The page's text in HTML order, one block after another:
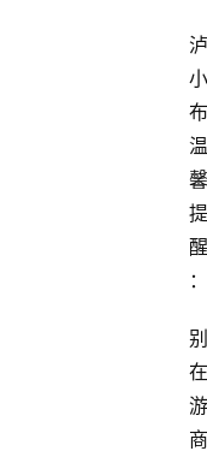
泸
小
布
温
馨
提
醒
：
别
在
游
商